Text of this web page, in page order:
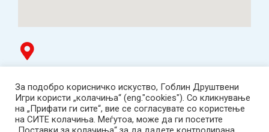
ТЦ Буњаковец - 1. кат, Скопје.
Tел: 078 669 482
Работно време: пон-пет 12:00-19:00 /саб 12:00-17:00
2001-2026 Goblin Games, All Rights Reserved.
За подобро корисничко искуство, Гоблин Друштвени
Игри користи „колачиња“ (eng."cookies"). Со кликнување
на „Прифати ги сите“, вие се согласувате со користење
на СИТЕ колачиња. Меѓутоа, може да ги посетите